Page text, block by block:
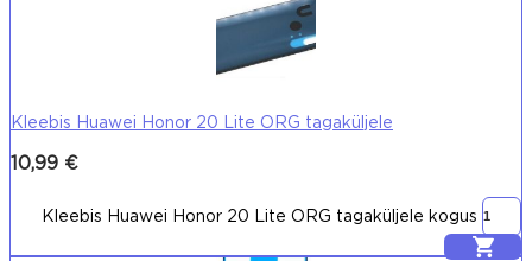
Kleebis Huawei Honor 20 Lite ORG tagaküljele
10,99 €
Kleebis Huawei Honor 20 Lite ORG tagaküljele kogus
Lisa korvi